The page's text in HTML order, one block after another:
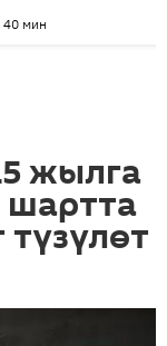
40 мин
жылга
шартта